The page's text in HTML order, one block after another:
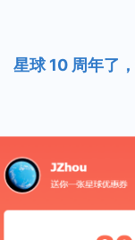
星球 10 周年了